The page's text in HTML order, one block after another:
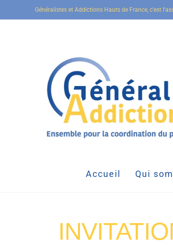
Généralistes et Addictions Hauts de France, c’est
Accueil Qui